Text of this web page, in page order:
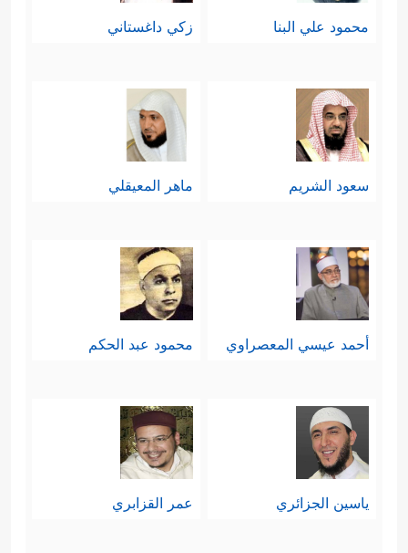
ودعوته، وإسكاتًا لكلِّ مُفترٍ مُتقوّلٍ
وَأَمَّا بِنِعۡمَةِ رَبِّكَ فَحَدِّثۡ﴾
محمود علي البنا زكي داغستاني
سعود الشريم ماهر المعيقلي
أحمد عيسي المعصراوي محمود عبد الحكم
ياسين الجزائري عمر القزابري